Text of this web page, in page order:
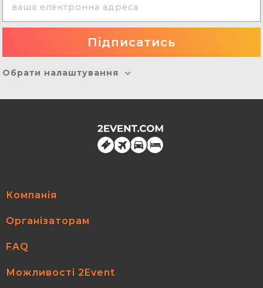
Обрати налаштування
Компанія
Організаторам
FAQ
Можливості 2Event